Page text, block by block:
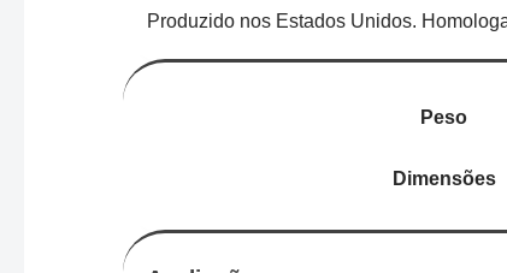
Produzido nos Estados Unidos.
Peso
Dimensões